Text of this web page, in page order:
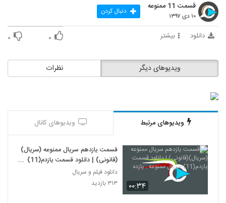
قسمت 11 ممنوعه
۱۰ دی ۱۳۹۷ دنبال کردن
دانلود بیشتر ۰ ۰
نظرات ویدیوهای دیگر
ویدیوهای مرتبط ویدیوهای کانال
۰۰:۳۴
قسمت یازدهم سریال ممنوعه (سریال)
(قانونی) | دانلود قسمت یازدم(11)
سریال ممنوعه . یازده
دانلود فیلم و سریال
۳۱۳ بازدید